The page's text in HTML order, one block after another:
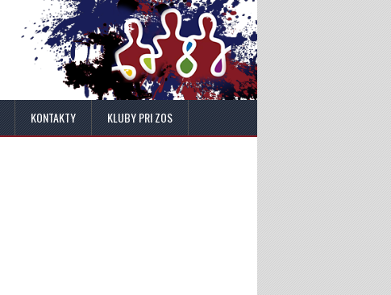
KONTAKTY KLUBY PRI ZOS